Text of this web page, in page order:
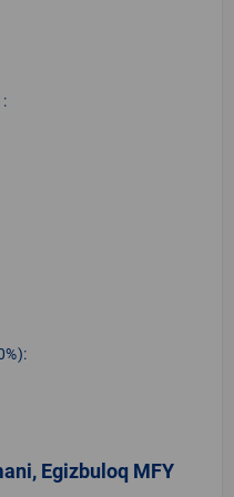
:
Egizbuloq MFY